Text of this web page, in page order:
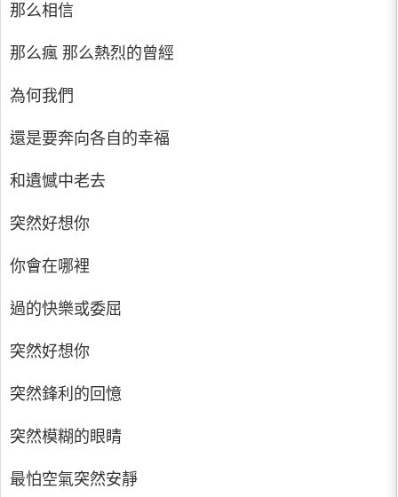
那么相信
那么瘋 那么熱烈的曾經
為何我們
還是要奔向各自的幸福
和遺憾中老去
突然好想你
你會在哪裡
過的快樂或委屈
突然好想你
突然鋒利的回憶
突然模糊的眼睛
最怕空氣突然安靜